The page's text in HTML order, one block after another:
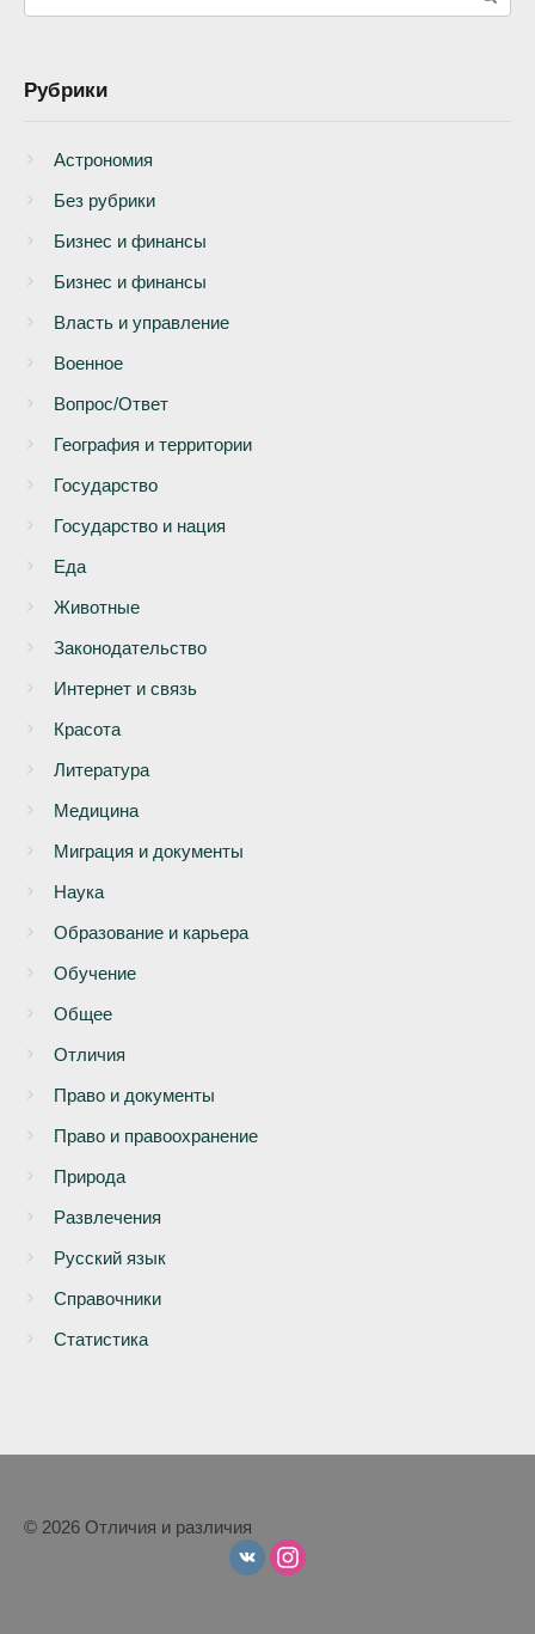
Рубрики
Астрономия
Без рубрики
Бизнеc и финансы
Бизнес и финансы
Власть и управление
Военное
Вопрос/Ответ
География и территории
Государство
Государство и нация
Еда
Животные
Законодательство
Интернет и связь
Красота
Литература
Медицина
Миграция и документы
Наука
Образование и карьера
Обучение
Общее
Отличия
Право и документы
Право и правоохранение
Природа
Развлечения
Русский язык
Справочники
Статистика
© 2026 Отличия и различия